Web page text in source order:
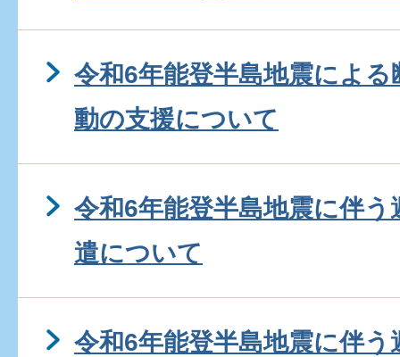
令和6年能登半島地震によ
動の支援について
令和6年能登半島地震に伴
遣について
令和6年能登半島地震に伴